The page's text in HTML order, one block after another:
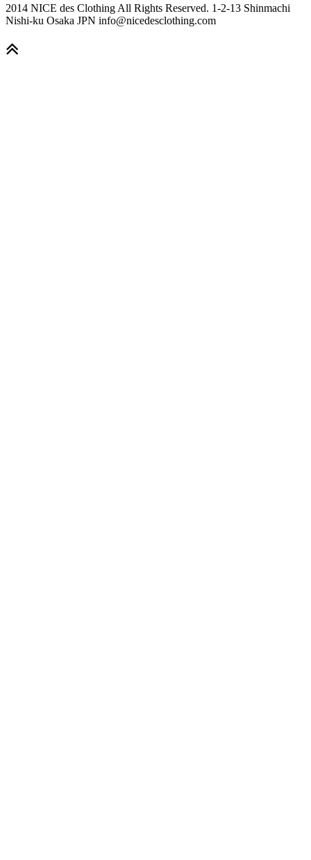
2014 NICE des Clothing All Rights Reserved. 1-2-13 Shinmachi
Nishi-ku Osaka JPN info@nicedesclothing.com